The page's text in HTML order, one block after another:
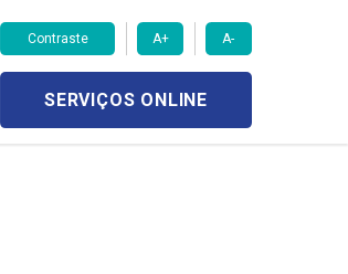
Contraste A+ A-
SERVIÇOS ONLINE